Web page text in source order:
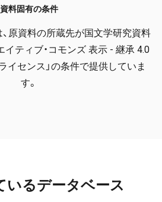
資料固有の条件
原資料の所蔵先が国文学研究資料
イティブ・コモンズ 表示 - 継承 4.0
イセンス」の条件で提供していま
す。
いるデータベース